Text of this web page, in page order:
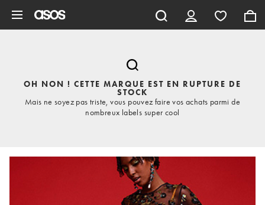
OH NON ! CETTE MARQUE EST EN RUPTURE DE
STOCK
Mais ne soyez pas triste, vous pouvez faire vos achats parmi de
nombreux labels super cool